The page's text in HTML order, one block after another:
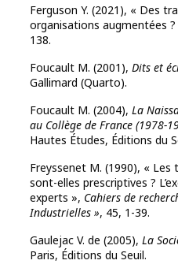
Ferguson Y. (2021), « Des
organisations augmentées ?
138.
Foucault M. (2001), Dits et
Gallimard (Quarto).
Foucault M. (2004), La
au Collège de France (1978-
Hautes Études, Éditions du
Freyssenet M. (1990), « Les
sont-elles prescriptives ?
experts », Cahiers de
Industrielles », 45, 1-39.
Gaulejac V. de (2005), La
Paris, Éditions du Seuil.